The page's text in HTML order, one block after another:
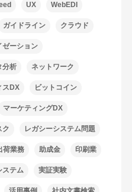
UX WebEDI
ガイドライン クラウド
ゼーション
分析 ネットワーク
スDX ビットコイン
マーケティングDX
ク レガシーシステム問題
荷業務 助成金 印刷業
ステム 実証実験